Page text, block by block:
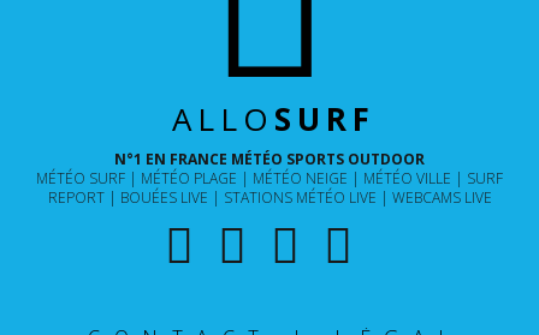
ALLO SURF
N°1 EN FRANCE MÉTÉO SPORTS OUTDOOR
MÉTÉO SURF
MÉTÉO PLAGE MÉTÉO NEIGE MÉTÉO VILLE
SURF
REPORT
BOUÉES LIVE STATIONS MÉTÉO LIVE WEBCAMS LIVE